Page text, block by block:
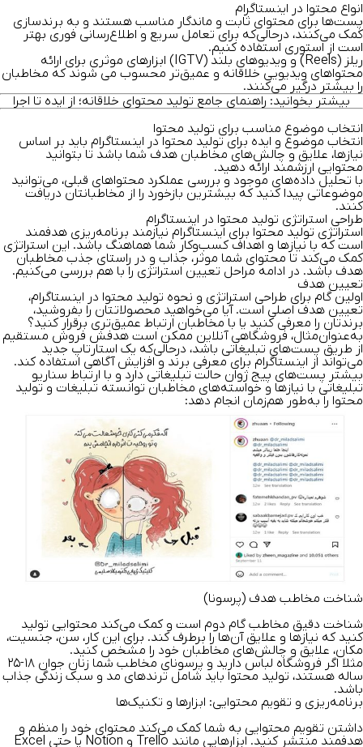
انواع محتوا در اینستاگرام
پست‌ها برای محتوای ثابت و ماندگار مناسب هستند و به برندسازی
کمک می‌کنند، درحالی‌که برای تعامل سریع و اطلاع‌رسانی فوری بهتر
است از استوری استفاده کنیم.
ریلز (Reels) و ویدیوهای بلند (IGTV) ابزارهای موثری برای ارائه
محتواهای ویدیویی خلاقانه و عمیق‌تر محسوب می شوند که مخاطبان
را بیشتر درگیر می‌کنند.
بیشتر بخوانید: راهنمای جامع تولید محتوای خلاقانه؛ از ایده تا اجرا
انتخاب موضوع مناسب برای تولید محتوا
انتخاب موضوع و ایده برای تولید محتوا در اینستاگرام باید بر اساس
نیازها، علایق و چالش‌های مخاطبان هدف شما باشد تا بتوانید
محتوایی ارزشمند ارائه دهید.
با تحلیل داده‌های موجود و بررسی عملکرد محتواهای قبلی، می‌توانید
موضوعاتی پیدا کنید که بیشترین بازخورد را از مخاطبانتان دریافت
کنند.
طراحی استراتژی تولید محتوا در اینستاگرام
استراتژی تولید محتوا برای اینستاگرام نیازمند برنامه‌ریزی هدفمند
است که با نیازها و اهداف کسب‌وکار شما هماهنگ باشد. این استراتژی
کمک می‌کند تا محتوای شما موثر، جذاب و در راستای جذب مخاطبان
هدف باشد. در ادامه مراحل تعیین استراتژی را با هم بررسی می‌کنیم.
تعیین هدف
اولین گام برای طراحی استراتژی و نحوه تولید محتوا در اینستاگرام،
تعیین هدف اصلی است. آیا می‌خواهید محصولاتتان را بفروشید،
برندتان را معرفی کنید یا با مخاطبان ارتباط عمیق‌تری برقرار کنید؟
به‌عنوان‌مثال، فروشگاهی آنلاین ممکن است هدفش فروش مستقیم
از طریق پست‌های تبلیغاتی باشد، درحالی‌که یک استارتاپ جدید
می‌تواند از اینستاگرام برای معرفی برند و افزایش آگاهی استفاده کند.
بیشتر پست‌های پیج ژوان حالت تبلیغاتی دارد و با ارتباط سناریو
تبلیغاتی با نیازها و خواسته‌های مخاطبان توانسته تبلیغات و تولید
محتوا را به‌طور هم‌زمان انجام دهد:
شناخت مخاطب هدف (پرسونا)
شناخت دقیق مخاطب گام دوم است و کمک می‌کند محتوایی تولید
کنید که نیازها و علایق آن‌ها را برطرف کند. برای این کار، سن، جنسیت،
مکان، علایق و چالش‌های مخاطبان خود را مشخص کنید.
مثلا اگر فروشگاه لباس دارید و پرسونای مخاطب شما زنان جوان ۱۸-۲۵
ساله هستند، تولید محتوا باید شامل ترندهای مد و سبک زندگی جذاب
باشد.
برنامه‌ریزی و تقویم محتوایی: ابزارها و تکنیک‌ها
داشتن تقویم محتوایی به شما کمک می‌کند محتوای خود را منظم و
هدفمند منتشر کنید. ابزارهایی مانند Trello و Notion یا حتی Excel